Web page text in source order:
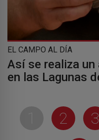
EL CAMPO AL DÍA
Así se realiza
en las Lagunas
1 2 3